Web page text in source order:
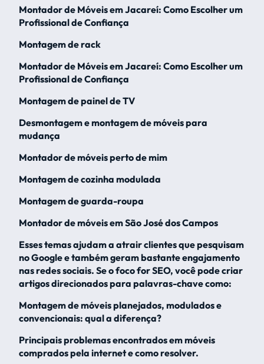
Montador de Móveis em Jacareí: Como Escolher um
Profissional de Confiança
Montagem de rack
Montador de Móveis em Jacareí: Como Escolher um
Profissional de Confiança
Montagem de painel de TV
Desmontagem e montagem de móveis para
mudança
Montador de móveis perto de mim
Montagem de cozinha modulada
Montagem de guarda-roupa
Montador de móveis em São José dos Campos
Esses temas ajudam a atrair clientes que pesquisam
no Google e também geram bastante engajamento
nas redes sociais. Se o foco for SEO, você pode criar
artigos direcionados para palavras-chave como:
Montagem de móveis planejados, modulados e
convencionais: qual a diferença?
Principais problemas encontrados em móveis
comprados pela internet e como resolver.